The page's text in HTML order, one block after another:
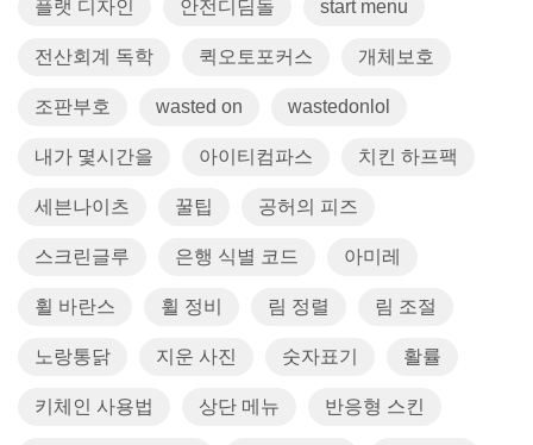
플랫 디자인 안전디딤돌 start menu
전산회계 독학 퀵오토포커스 개체보호
조판부호 wasted on wastedonlol
내가 몇시간을 아이티컴파스 치킨 하프팩
세븐나이츠 꿀팁 공허의 피즈
스크린글루 은행 식별 코드 아미레
휠 바란스 휠 정비 림 정렬 림 조절
노랑통닭 지운 사진 숫자표기 활률
키체인 사용법 상단 메뉴 반응형 스킨